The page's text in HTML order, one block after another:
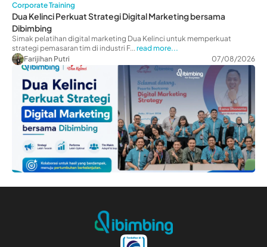
Corporate Training
Dua Kelinci Perkuat Strategi Digital Marketing bersama
Dibimbing
Simak pelatihan digital marketing Dua Kelinci untuk memperkuat
strategi pemasaran tim di industri F...read more...
Farijihan Putri
07/08/2026